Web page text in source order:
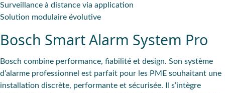
Surveillance à distance via application
Solution modulaire évolutive
Bosch Smart Alarm System Pro
Bosch combine performance, fiabilité et design. Son système
d’alarme professionnel est parfait pour les PME souhaitant une
installation discrète, performante et sécurisée. Il s’intègre